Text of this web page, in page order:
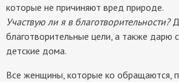
которые не причиняют вред природе.
Участвую ли я в благотворительности?
благотворительные цели, а также дарю
детские дома.
Все женщины, которые ко обращаются,